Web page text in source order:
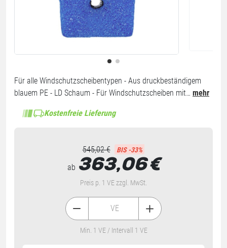
Für alle Windschutzscheibentypen - Aus druckbeständigem
blauem PE - LD Schaum - Für Windschutzscheiben mit… mehr
Kostenfreie Lieferung
545,02 € BIS -33%
ab 363,06€
Preis p. 1 VE zzgl. MwSt.
VE
Min. 1 VE / Intervall 1 VE